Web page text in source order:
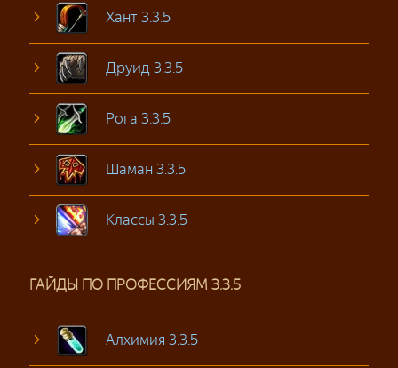
Хант 3.3.5
Друид 3.3.5
Рога 3.3.5
Шаман 3.3.5
Классы 3.3.5
ГАЙДЫ ПО ПРОФЕССИЯМ 3.3.5
Алхимия 3.3.5